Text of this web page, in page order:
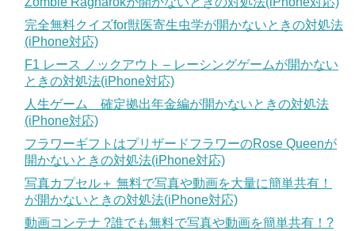
完全無料クイズfor獣医寄生虫学が開かないときの対処法
(iPhone対応)
F1 レース ノックアウト – レーシングゲームが開かない
ときの対処法(iPhone対応)
人生ゲーム 確定拠出年金編が開かないときの対処法
(iPhone対応)
フラワーギフトはプリザードフラワーのRose Queenが
開かないときの対処法(iPhone対応)
写真カプセル＋ 無料で写真や動画を大量に簡単共有！
が開かないときの対処法(iPhone対応)
動画コンテナ ?誰でも無料で写真や動画を簡単共有！?